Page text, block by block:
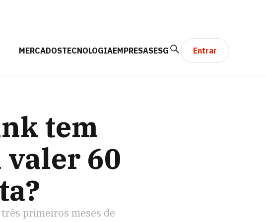
MERCADOSTECNOLOGIAEMPRESASESG Entrar
tem
60
primeiros meses de